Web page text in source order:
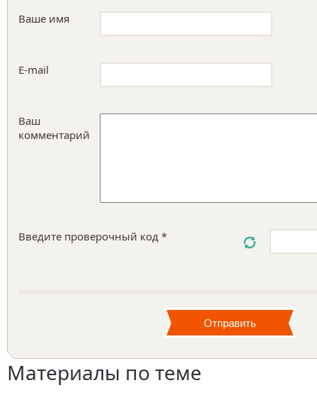
Ваше имя
E-mail
Ваш
комментарий
Введите проверочный код *
Материалы по теме